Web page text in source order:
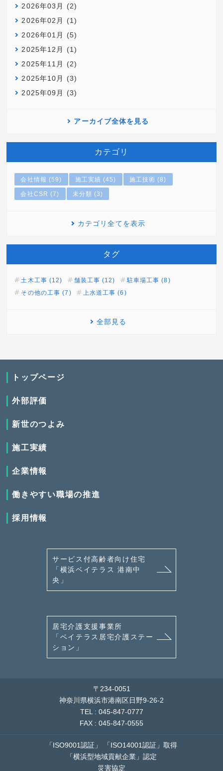
2026年03月 (2)
2026年02月 (1)
2026年01月 (5)
2025年12月 (1)
2025年11月 (2)
2025年10月 (3)
2025年09月 (3)
アーカイブ全体を見る
カテゴリ
会社情報 (59) 施工実績 (45) 施工技術 (8)
会社CSR (7) 未分類 (3)
カテゴリ全てを表示
タグ
土木工事 (12) 舗装工事 (12)
駐車場工事 (8)
その他の工事 (7)
上水道工事 (6)
全部見る
〒234-0051
神奈川県横浜市港南区日野9-26-2
TEL : 045-847-0777
FAX : 045-847-0555
「ISO9001認証」
「ISO14001認証」取得
「横浜型地域貢献企業」認定
災害協定
トップページ
外部評価
新世のつよみ
施工実績
企業情報
働きやすい職場の推進
採用情報
サービス付高齢者向け住宅
「横浜ベイテラス 港南中
央」
居宅介護支援事業所
「ベイテラス居宅介護ステー
ション」